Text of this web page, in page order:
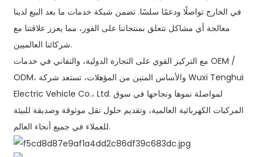
في الخارج تواصلًا ودعمًا سلسًا. تضمن شبكة خدمات ما بعد البيع لدينا
معالجة أي مشاكل تتعلق بمنتجاتنا على الفور، مما يعزز علاقتنا مع
شركائنا العالميين.
مع التركيز القوي على التجارة الدولية، والتفاني في خدمات OEM /
ODM، والأساس المتين من المؤهلات، تستعد شركة Wuxi Tenghui
Electric Vehicle Co.، Ltd. لمواصلة نموها ونجاحها في سوق
المركبات الكهربائية العالمية، وتقديم حلول نقل موثوقة وصديقة للبيئة
للعملاء في جميع أنحاء العالم.